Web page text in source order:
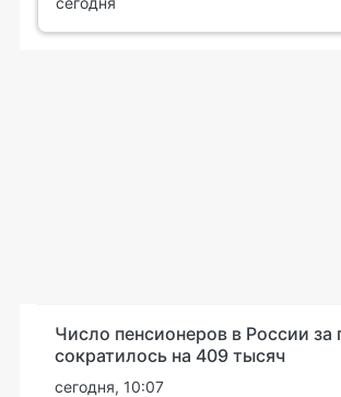
Число пенсионеров в России за
сократилось на 409 тысяч
сегодня, 10:07